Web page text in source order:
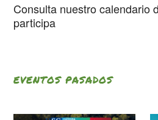
Consulta nuestro calendario
participa
EVENTOS PASADOS